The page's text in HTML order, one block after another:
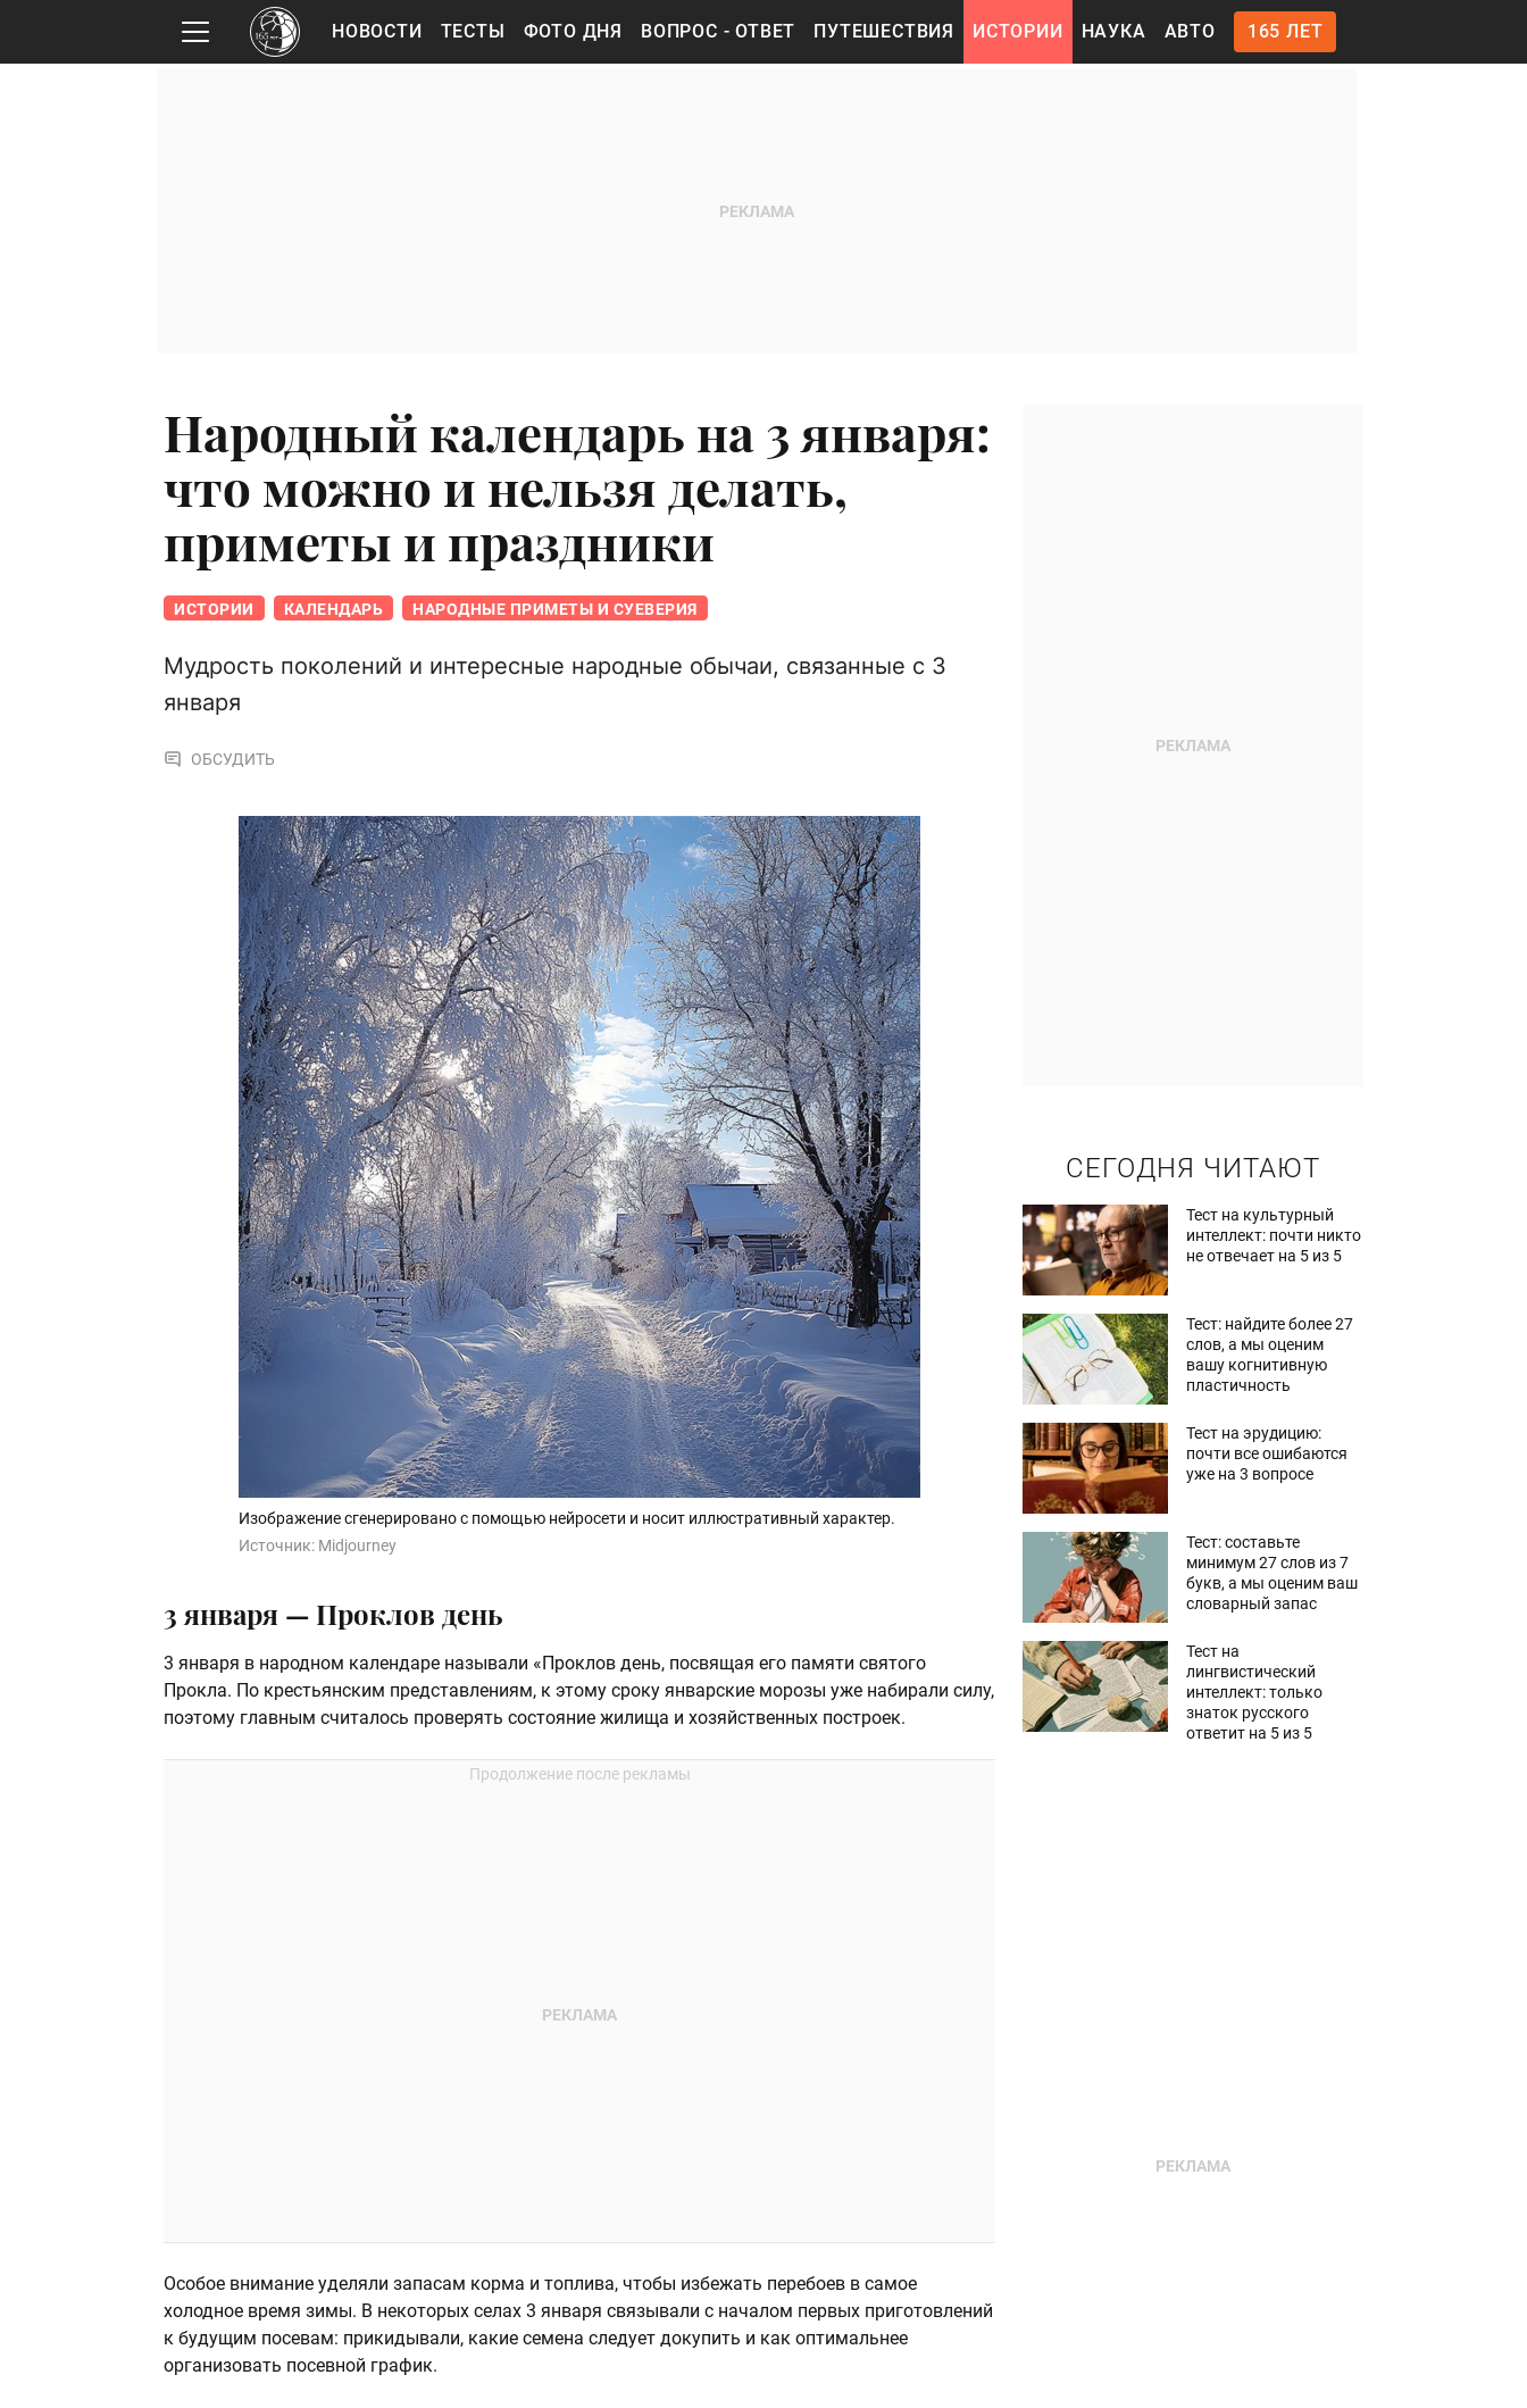
НОВОСТИ ТЕСТЫ ФОТО ДНЯ ВОПРОС - ОТВЕТ ПУТЕШЕСТВИЯ ИСТОРИИ НАУКА АВТО 165 ЛЕТ
Народный календарь на 3 января:
что можно и нельзя делать,
приметы и праздники
ИСТОРИИ КАЛЕНДАРЬ НАРОДНЫЕ ПРИМЕТЫ И СУЕВЕРИЯ
Мудрость поколений и интересные народные обычаи, связанные с 3
января
ОБСУДИТЬ
Изображение сгенерировано с помощью нейросети и носит иллюстративный характер.
Источник: Midjourney
3 января — Проклов день
3 января в народном календаре называли «Проклов день, посвящая его памяти святого
Прокла. По крестьянским представлениям, к этому сроку январские морозы уже набирали силу,
поэтому главным считалось проверять состояние жилища и хозяйственных построек.
Особое внимание уделяли запасам корма и топлива, чтобы избежать перебоев в самое
холодное время зимы. В некоторых селах 3 января связывали с началом первых приготовлений
к будущим посевам: прикидывали, какие семена следует докупить и как оптимальнее
организовать посевной график.
СЕГОДНЯ ЧИТАЮТ
Тест на культурный
интеллект: почти никто
не отвечает на 5 из 5
Тест: найдите более 27
слов, а мы оценим
вашу когнитивную
пластичность
Тест на эрудицию:
почти все ошибаются
уже на 3 вопросе
Тест: составьте
минимум 27 слов из 7
букв, а мы оценим ваш
словарный запас
Тест на
лингвистический
интеллект: только
знаток русского
ответит на 5 из 5